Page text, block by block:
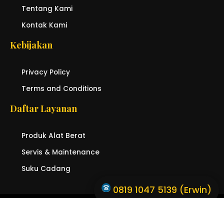
0819 1047 5139 (Erwin)
Tentang Kami
Kontak Kami
Kebijakan
Privacy Policy
Terms and Conditions
Daftar Layanan
Produk Alat Berat
Servis & Maintenance
Suku Cadang